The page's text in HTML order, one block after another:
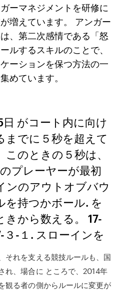
ーマネジメントを研修に
増えています。 アンガー
、第二次感情である「怒
ルするスキルのことで、
ーションを保つ方法の一
めています。
がコート内に向け
までに５秒を超えて
のときの５秒は、
プレーヤーが最初
ンのアウトオブバウ
を持つかボール. を
きから数える。 17-
３-１. スローインを
それを支える競技ルールも、国
れ、場合に ところで、2014年
観る者の側からルールに変更が